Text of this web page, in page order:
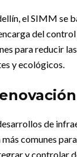
el SIMM se
del
para reducir
y ecológicos.
de
más comunes
y controlar